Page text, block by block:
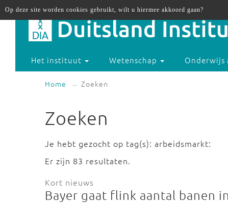
Het instituut Wetenschap Onderwijs
Home Zoeken
Zoeken
Je hebt gezocht op tag(s): arbeidsmarkt:
Er zijn 83 resultaten.
Kort nieuws
Bayer gaat flink aantal banen
Op deze site worden cookies gebruikt, wilt u hiermee akkoord gaan?